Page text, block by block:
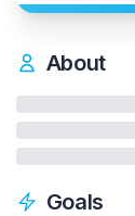
About
Goals